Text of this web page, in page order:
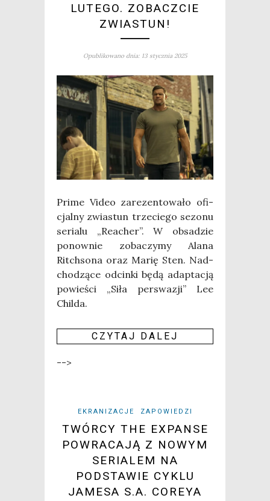
LUTEGO. ZOBACZCIE
ZWIASTUN!
Opublikowano dnia: 13 stycznia 2025
Pri­me Video zare­zen­to­wa­ło ofi­
cjal­ny zwia­stun trze­cie­go sezo­nu
seria­lu „Reacher”. W obsa­dzie
ponow­nie zoba­czy­my Ala­na
Ritch­so­na oraz Marię Sten. Nad­
cho­dzą­ce odcin­ki będą adap­ta­cją
powie­ści „Siła per­swa­zji” Lee
Childa.
CZY­TAJ DALEJ
-->
EKRANIZACJE ZAPOWIEDZI
TWÓRCY THE EXPANSE
POWRACAJĄ Z NOWYM
SERIALEM NA
PODSTAWIE CYKLU
JAMESA S.A. COREYA